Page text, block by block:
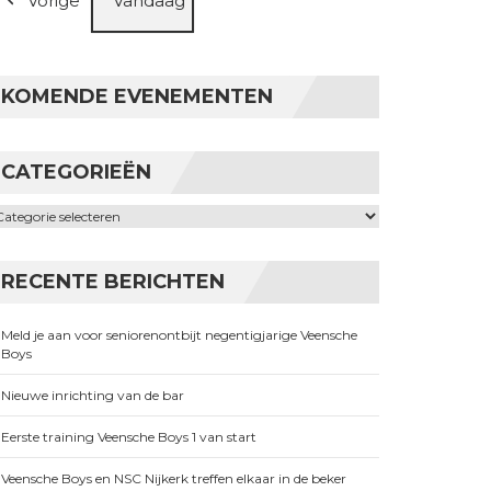
KOMENDE EVENEMENTEN
CATEGORIEËN
RECENTE BERICHTEN
Meld je aan voor seniorenontbijt negentigjarige Veensche
Boys
Nieuwe inrichting van de bar
Eerste training Veensche Boys 1 van start
Veensche Boys en NSC Nijkerk treffen elkaar in de beker